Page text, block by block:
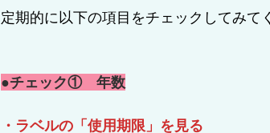
定期的に以下の項目をチェックしてみて
●チェック①　年数
・ラベルの「使用期限」を見る